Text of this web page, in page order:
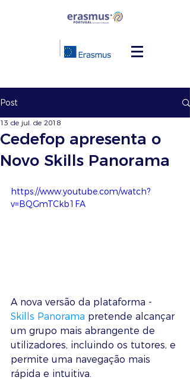
Post
Cedefop apresenta o
Novo Skills Panorama
13 de jul. de 2018
https://www.youtube.com/watch?
v=BQGmTCkb1FA
A nova versão da plataforma -
Skills Panorama pretende alcançar
um grupo mais abrangente de
utilizadores, incluindo os tutores, e
permite uma navegação mais
rápida e intuitiva.